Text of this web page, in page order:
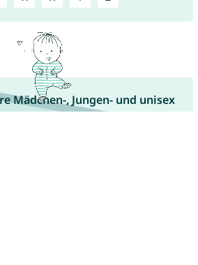
Mädchen-, Jungen- und unisex
Dich.